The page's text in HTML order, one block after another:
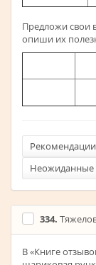
Предложи свои
опиши их
Неожиданные
334.
В «Книге